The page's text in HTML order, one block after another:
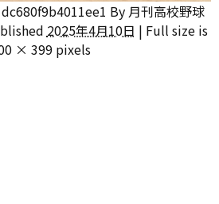
By 月刊高校野球
2025年4月10日 | Full size is
× 399 pixels